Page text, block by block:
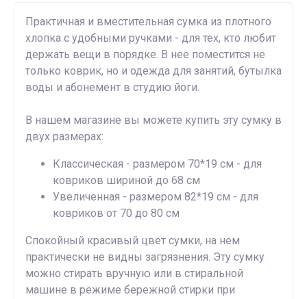
Практичная и вместительная сумка из плотного
хлопка c удобными ручками - для тех, кто любит
держать вещи в порядке. В нее поместится не
только коврик, но и одежда для занятий, бутылка
воды и абонемент в студию йоги.
В нашем магазине вы можете купить эту сумку в
двух размерах:
Классическая - размером 70*19 см - для
ковриков шириной до 68 см
Увеличенная - размером 82*19 см - для
ковриков от 70 до 80 см
Спокойный красивый цвет сумки, на нем
практически не видны загрязнения. Эту сумку
можно стирать вручную или в стиральной
машине в режиме бережной стирки при